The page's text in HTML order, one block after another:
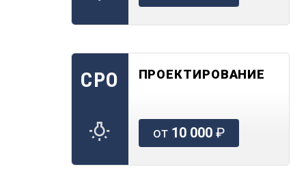
СРО ПРОЕКТИРОВАНИЕ
от 10 000₽